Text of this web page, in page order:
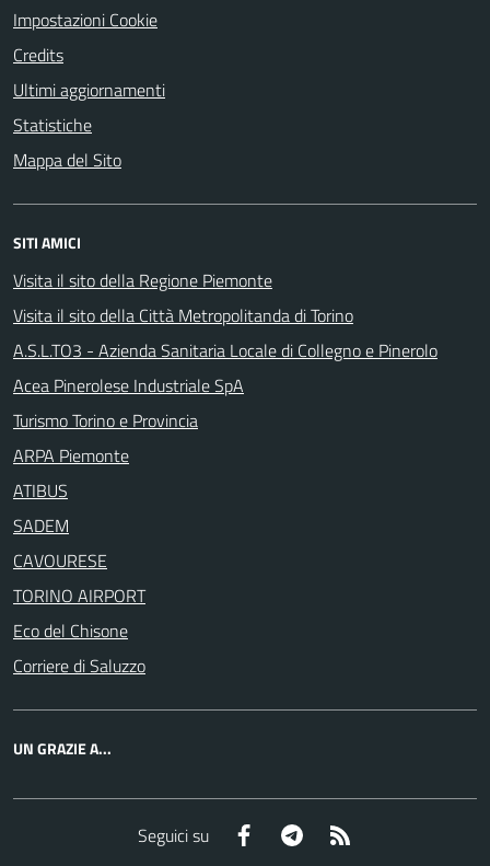
Impostazioni Cookie
Credits
Ultimi aggiornamenti
Statistiche
Mappa del Sito
SITI AMICI
Visita il sito della Regione Piemonte
Visita il sito della Città Metropolitanda di Torino
A.S.L.TO3 - Azienda Sanitaria Locale di Collegno e Pinerolo
Acea Pinerolese Industriale SpA
Turismo Torino e Provincia
ARPA Piemonte
ATIBUS
SADEM
CAVOURESE
TORINO AIRPORT
Eco del Chisone
Corriere di Saluzzo
UN GRAZIE A...
Seguici su Facebook Telegram